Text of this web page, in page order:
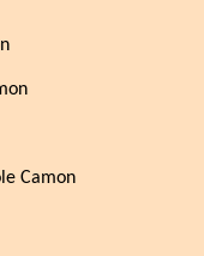
Camon